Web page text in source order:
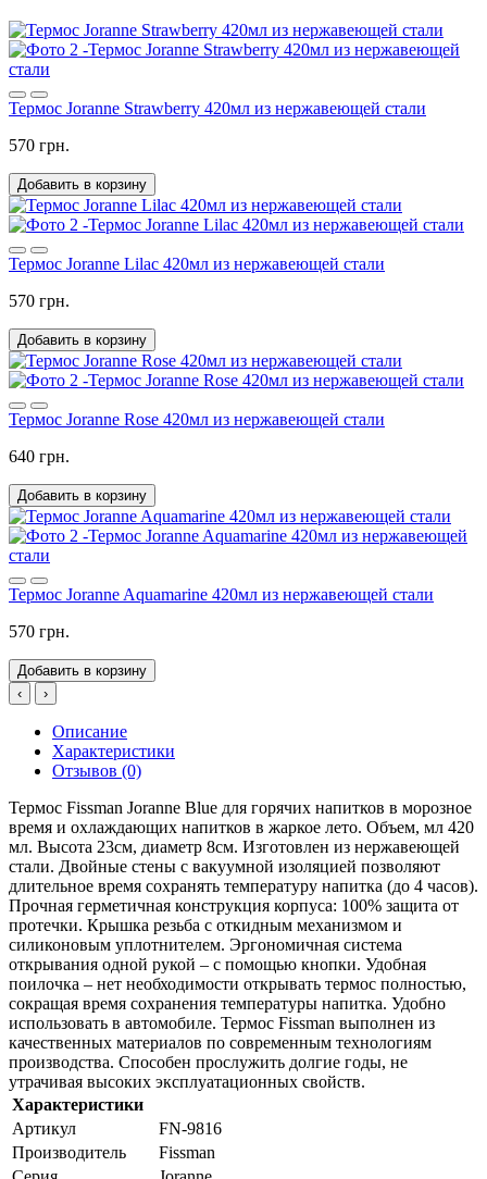
Термос Joranne Strawberry 420мл из нержавеющей стали
570 грн.
Добавить в корзину
Термос Joranne Lilac 420мл из нержавеющей стали
570 грн.
Добавить в корзину
Термос Joranne Rose 420мл из нержавеющей стали
640 грн.
Добавить в корзину
Термос Joranne Aquamarine 420мл из нержавеющей стали
570 грн.
Добавить в корзину
‹
›
Описание
Характеристики
Отзывов (0)
Термос Fissman Joranne Blue для горячих напитков в морозное
время и охлаждающих напитков в жаркое лето. Объем, мл 420
мл. Высота 23см, диаметр 8см. Изготовлен из нержавеющей
стали. Двойные стены с вакуумной изоляцией позволяют
длительное время сохранять температуру напитка (до 4 часов).
Прочная герметичная конструкция корпуса: 100% защита от
протечки. Крышка резьба с откидным механизмом и
силиконовым уплотнителем. Эргономичная система
открывания одной рукой – с помощью кнопки. Удобная
поилочка – нет необходимости открывать термос полностью,
сокращая время сохранения температуры напитка. Удобно
использовать в автомобиле. Термос Fissman выполнен из
качественных материалов по современным технологиям
производства. Способен прослужить долгие годы, не
утрачивая высоких эксплуатационных свойств.
Характеристики
Артикул
FN-9816
Производитель
Fissman